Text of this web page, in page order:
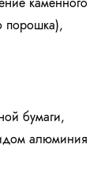
порошка),
бумаги,
алюминия